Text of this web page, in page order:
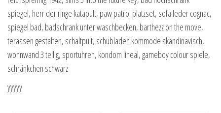
spiegel, herr der ringe katapult, paw patrol platzset, sofa leder cognac,
spiegel bad, badschrank unter waschbecken, barthezz on the move,
terassen gestalten, schaltpult, schubladen kommode skandinavisch,
wohnwand 3 teilig, sportuhren, kondom lineal, gameboy colour spiele,
schränkchen schwarz
yyyyy